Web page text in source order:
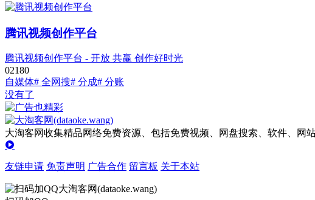
腾讯视频创作平台
腾讯视频创作平台 - 开放 共赢 创作好时光
02180
自媒体# 全网搜# 分成# 分账
没有了
大淘客网收集精品网络免费资源、包括免费视频、网盘搜索、软件、网
友链申请 免责声明 广告合作 留言板 关于本站